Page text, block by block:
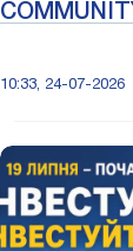
10:33, 24-07-2026